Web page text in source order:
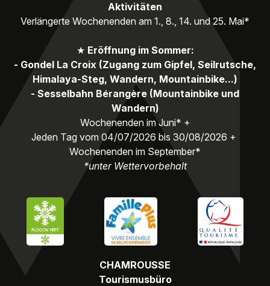
CHAMROUSSE
Tourismusbüro
Aktivitäten
Verlängerte Wochenenden am 1., 8., 14. und 25. Mai*
★ Eröffnung im Sommer:
- Gondel La Croix (Zugang zum Gipfel, Seilrutsche,
Himalaya-Steg, Wandern, Mountainbike...)
- Sesselbahn Bérangère (Mountainbike und
Wandern)
Wochenenden im Juni* +
Jeden Tag vom 04/07/2026 bis 30/08/2026 +
Wochenenden im September*
*unter Wettervorbehalt